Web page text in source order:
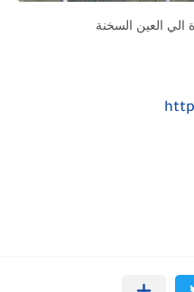
الي العين السخنة